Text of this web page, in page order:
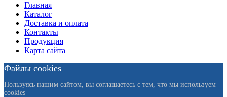
Главная
Каталог
Доставка и оплата
Контакты
Продукция
Карта сайта
Файлы cookies
Пользуясь нашим сайтом, вы соглашаетесь с тем, что мы используем
cookies